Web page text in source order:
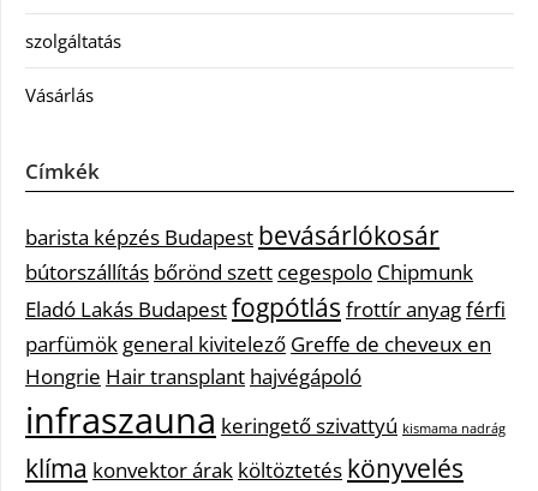
szolgáltatás
Vásárlás
Címkék
barista képzés Budapest bevásárlókosár
bútorszállítás bőrönd szett cegespolo Chipmunk
Eladó Lakás Budapestfogpótlás frottír anyagférfi
parfümök general kivitelező Greffe de cheveux en
Hongrie Hair transplant hajvégápoló
infraszauna keringető szivattyú kismama nadrág
klíma konvektor árak költöztetés könyvelés